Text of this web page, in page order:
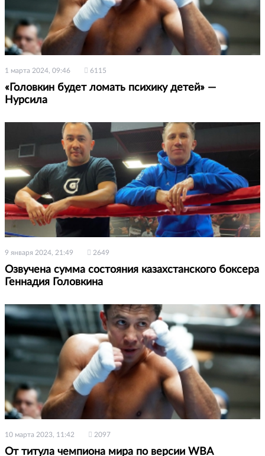
1 марта 2024, 09:46 6115
«Головкин будет ломать психику детей» —
Нурсила
9 января 2024, 21:49 2649
Озвучена сумма состояния казахстанского боксера
Геннадия Головкина
10 марта 2023, 11:42 2097
От титула чемпиона мира по версии WBA